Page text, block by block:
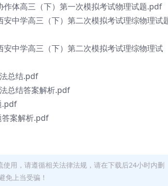
体高三（下）第一次模拟考试物理试题.pdf
中学高三（下）第二次模拟考试理综物理试
中学高三（下）第二次模拟考试理综物理试
总结.pdf
总结答案解析.pdf
.pdf
答案解析.pdf
用，请遵循相关法律法规，请在下载后24小时内删
免上当受骗！